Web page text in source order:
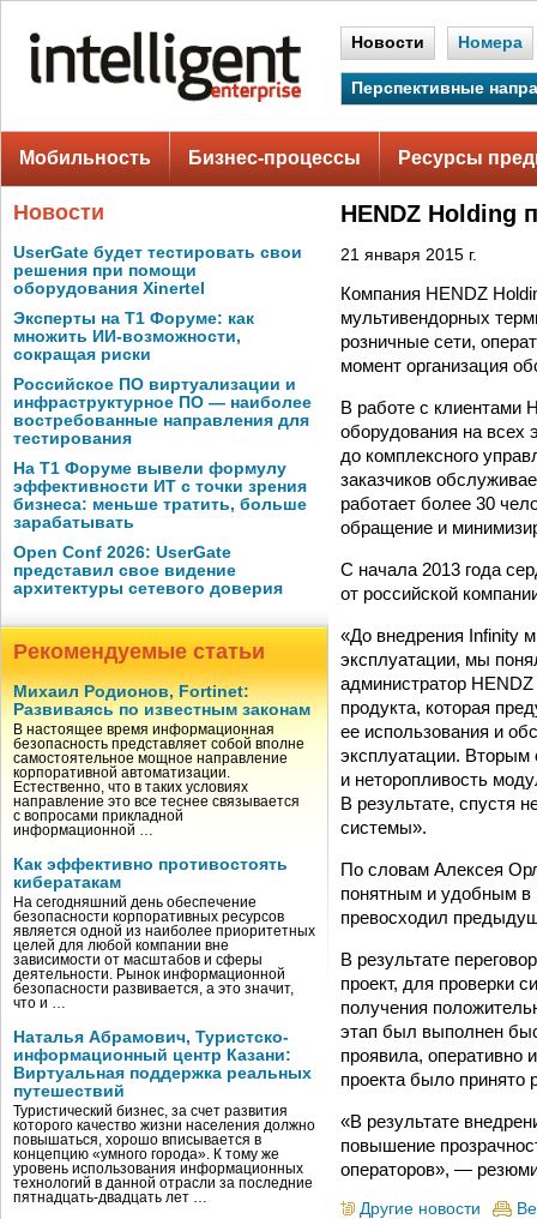
Новости Номера
Перспективные
Мобильность Бизнес-процессы Ресурсы
Новости
UserGate будет тестировать свои
решения при помощи
оборудования Xinertel
Эксперты на Т1 Форуме: как
множить ИИ-возможности,
сокращая риски
Российское ПО виртуализации и
инфраструктурное ПО — наиболее
востребованные направления для
тестирования
На Т1 Форуме вывели формулу
эффективности ИТ с точки зрения
бизнеса: меньше тратить, больше
зарабатывать
Open Conf 2026: UserGate
представил свое видение
архитектуры сетевого доверия
Рекомендуемые статьи
Михаил Родионов, Fortinet:
Развиваясь по известным законам
В настоящее время информационная
безопасность представляет собой вполне
самостоятельное мощное направление
корпоративной автоматизации.
Естественно, что в таких условиях
направление это все теснее связывается
с вопросами прикладной
информационной …
Как эффективно противостоять
кибератакам
На сегодняшний день обеспечение
безопасности корпоративных ресурсов
является одной из наиболее приоритетных
целей для любой компании вне
зависимости от масштабов и сферы
деятельности. Рынок информационной
безопасности развивается, а это значит,
что и …
Наталья Абрамович, Туристско-
информационный центр Казани:
Виртуальная поддержка реальных
путешествий
Туристический бизнес, за счет развития
которого качество жизни населения должно
повышаться, хорошо вписывается в
концепцию «умного города». К тому же
уровень использования информационных
технологий в данной отрасли за последние
пятнадцать-двадцать лет …
HENDZ Holding
21 января 2015 г.
Компания HENDZ
мультивендорных
розничные сети,
момент организация
В работе с клиентами
оборудования на всех
до комплексного
заказчиков
работает более 30
обращение и
С начала 2013 года
от российской
«До внедрения Infinity
эксплуатации, мы
администратор
продукта, которая
ее использования и
эксплуатации. Вторым
и неторопливость
В результате, спустя
системы».
По словам Алексея
понятным и удобным в
превосходил
В результате
проект, для проверки
получения
этап был выполнен
проявила, оперативно
проекта было принято
«В результате
повышение
операторов», —
Другие новости